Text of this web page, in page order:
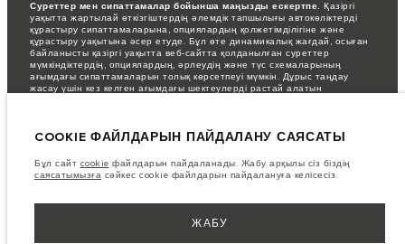
Суреттер мен сипаттамалар бойынша маңызды ескертпе. Қазіргі
уақытта жартылай өткізгіштердің әлемдік тапшылығы автокөліктерді
құрастыру сипаттамаларына, опциялардың қолжетімділігіне және
құрастыру уақытына әсер етуде. Бұл өте динамикалық жағдай, осыған
байланысты қазіргі уақытта веб-сайтта қолданылған суреттер
мүмкіндіктердің, опциялардың, әрлеудің және түс схемаларының
ағымдағы сипаттамаларын толық көрсетпеуі мүмкін. Дұрыс таңдау
жасау үшін кез келген ағымдағы шектеулерді растай алатын
мен түстер еуропалық автокөлік жинақтамалары үшін көрсетілген.
мүмкін. Кейбір автокөліктер кейбір нарықтар үшін қолжетімді болмауы
мүмкін қосымша жабдықтармен көрсетілген. Аймағыңыздағы
тауарлардың бар-жоғы және олардың бағалары туралы білу үшін
Көрсетілген бағаларға қосылған құн салығы (ҚҚС) кіреді.
Бағалар тек 2026 жылғы модельдер үшін жарамды.
COOKIE ФАЙЛДАРЫН ПАЙДАЛАНУ САЯСАТЫ
Бұл сайт cookie файлдарын пайдаланады. Жабу арқылы сіз біздің
саясатымызға сәйкес cookie файлдарын пайдалануға келісесіз.
ЖАБУ